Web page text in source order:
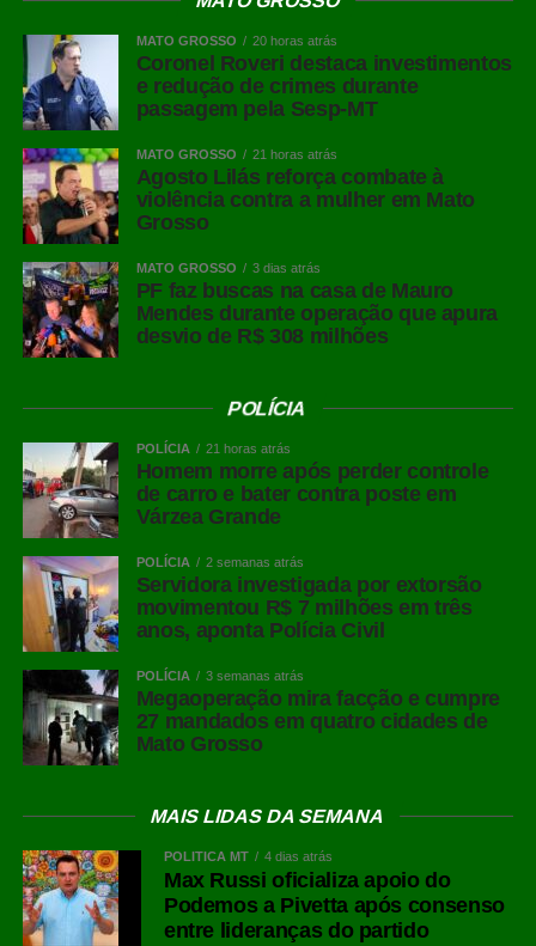
MATO GROSSO 20 horas atrás
Coronel Roveri destaca investimentos
e redução de crimes durante
passagem pela Sesp-MT
MATO GROSSO 21 horas atrás
Agosto Lilás reforça combate à
violência contra a mulher em Mato
Grosso
MATO GROSSO 3 dias atrás
PF faz buscas na casa de Mauro
Mendes durante operação que apura
desvio de R$ 308 milhões
POLÍCIA
POLÍCIA 21 horas atrás
Homem morre após perder controle
de carro e bater contra poste em
Várzea Grande
POLÍCIA 2 semanas atrás
Servidora investigada por extorsão
movimentou R$ 7 milhões em três
anos, aponta Polícia Civil
POLÍCIA 3 semanas atrás
Megaoperação mira facção e cumpre
27 mandados em quatro cidades de
Mato Grosso
MAIS LIDAS DA SEMANA
POLÍTICA MT 4 dias atrás
Max Russi oficializa apoio do
Podemos a Pivetta após consenso
entre lideranças do partido